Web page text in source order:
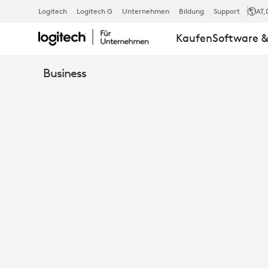
WIE
MAN
Logitech Logitech G Unternehmen Bildung Support AT
KaufenSoftware
Business